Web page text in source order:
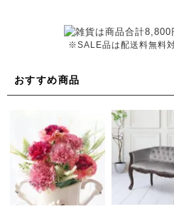
※SALE品は配送料無料
おすすめ商品